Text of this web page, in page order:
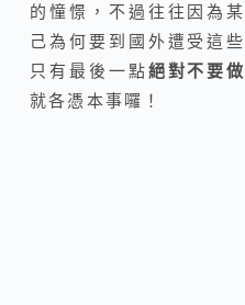
的憧憬，不過往往因為
己為何要到國外遭受這
只有最後一點絕對不要做
就各憑本事囉！